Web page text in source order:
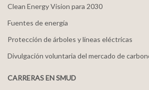
Clean Energy Vision para 2030
Fuentes de energía
Protección de árboles y líneas eléctricas
Divulgación voluntaria del mercado de
CARRERAS EN SMUD